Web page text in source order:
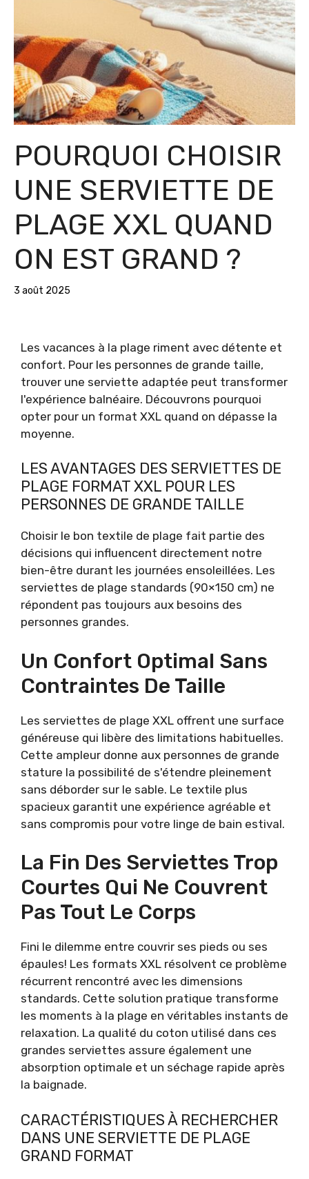
POURQUOI CHOISIR
UNE SERVIETTE DE
PLAGE XXL QUAND
ON EST GRAND ?
3 août 2025
Les vacances à la plage riment avec détente et
confort. Pour les personnes de grande taille,
trouver une serviette adaptée peut transformer
l'expérience balnéaire. Découvrons pourquoi
opter pour un format XXL quand on dépasse la
moyenne.
LES AVANTAGES DES SERVIETTES DE
PLAGE FORMAT XXL POUR LES
PERSONNES DE GRANDE TAILLE
Choisir le bon textile de plage fait partie des
décisions qui influencent directement notre
bien-être durant les journées ensoleillées. Les
serviettes de plage standards (90×150 cm) ne
répondent pas toujours aux besoins des
personnes grandes.
Un Confort Optimal Sans
Contraintes De Taille
Les serviettes de plage XXL offrent une surface
généreuse qui libère des limitations habituelles.
Cette ampleur donne aux personnes de grande
stature la possibilité de s'étendre pleinement
sans déborder sur le sable. Le textile plus
spacieux garantit une expérience agréable et
sans compromis pour votre linge de bain estival.
La Fin Des Serviettes Trop
Courtes Qui Ne Couvrent
Pas Tout Le Corps
Fini le dilemme entre couvrir ses pieds ou ses
épaules! Les formats XXL résolvent ce problème
récurrent rencontré avec les dimensions
standards. Cette solution pratique transforme
les moments à la plage en véritables instants de
relaxation. La qualité du coton utilisé dans ces
grandes serviettes assure également une
absorption optimale et un séchage rapide après
la baignade.
CARACTÉRISTIQUES À RECHERCHER
DANS UNE SERVIETTE DE PLAGE
GRAND FORMAT